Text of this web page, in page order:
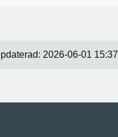
2026-06-01 15:37